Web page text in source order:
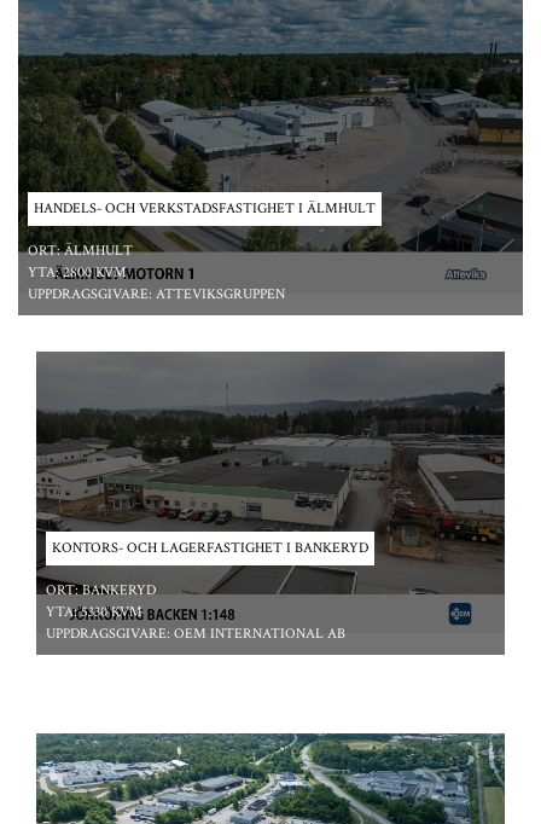
HANDELS- OCH VERKSTADSFASTIGHET I ÄLMHULT
ORT:ÄLMHULT
YTA:2800 KVM
UPPDRAGSGIVARE: ATTEVIKSGRUPPEN
*/ ?>
KONTORS- OCH LAGERFASTIGHET I BANKERYD
ORT:BANKERYD
YTA:5330 KVM
UPPDRAGSGIVARE: OEM INTERNATIONAL AB
*/ ?>